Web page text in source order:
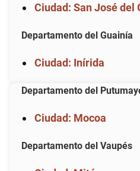
Ciudad: San José del
Departamento del Guainía
Ciudad: Inírida
Departamento del
Ciudad: Mocoa
Departamento del Vaupés